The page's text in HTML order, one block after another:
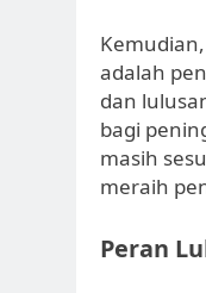
adalah
dan
bagi
masih
meraih
Peran